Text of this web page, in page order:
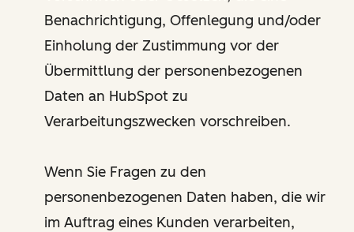
Benachrichtigung, Offenlegung und/oder
Einholung der Zustimmung vor der
Übermittlung der personenbezogenen
Daten an HubSpot zu
Verarbeitungszwecken vorschreiben.
Wenn Sie Fragen zu den
personenbezogenen Daten haben, die wir
im Auftrag eines Kunden verarbeiten,